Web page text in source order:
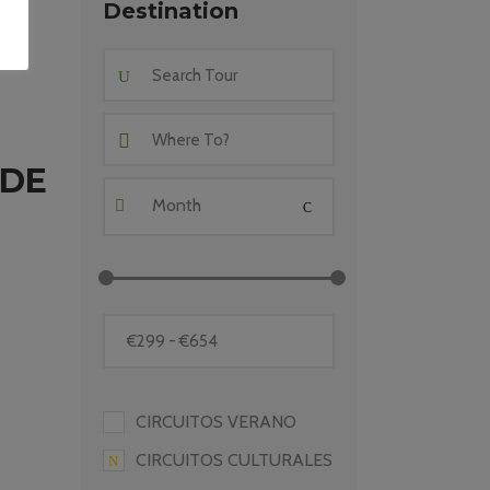
Destination
Month
CIRCUITOS VERANO
CIRCUITOS CULTURALES